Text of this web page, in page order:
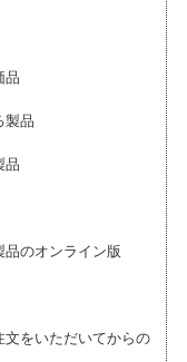
品
製品
品
のオンライン版
文をいただいてからの